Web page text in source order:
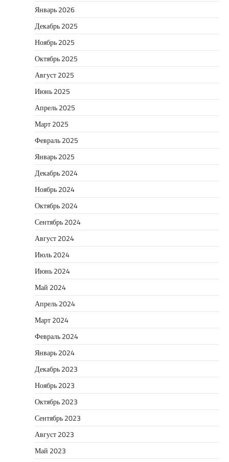
Январь 2026
Декабрь 2025
Ноябрь 2025
Октябрь 2025
Август 2025
Июнь 2025
Апрель 2025
Март 2025
Февраль 2025
Январь 2025
Декабрь 2024
Ноябрь 2024
Октябрь 2024
Сентябрь 2024
Август 2024
Июль 2024
Июнь 2024
Май 2024
Апрель 2024
Март 2024
Февраль 2024
Январь 2024
Декабрь 2023
Ноябрь 2023
Октябрь 2023
Сентябрь 2023
Август 2023
Май 2023